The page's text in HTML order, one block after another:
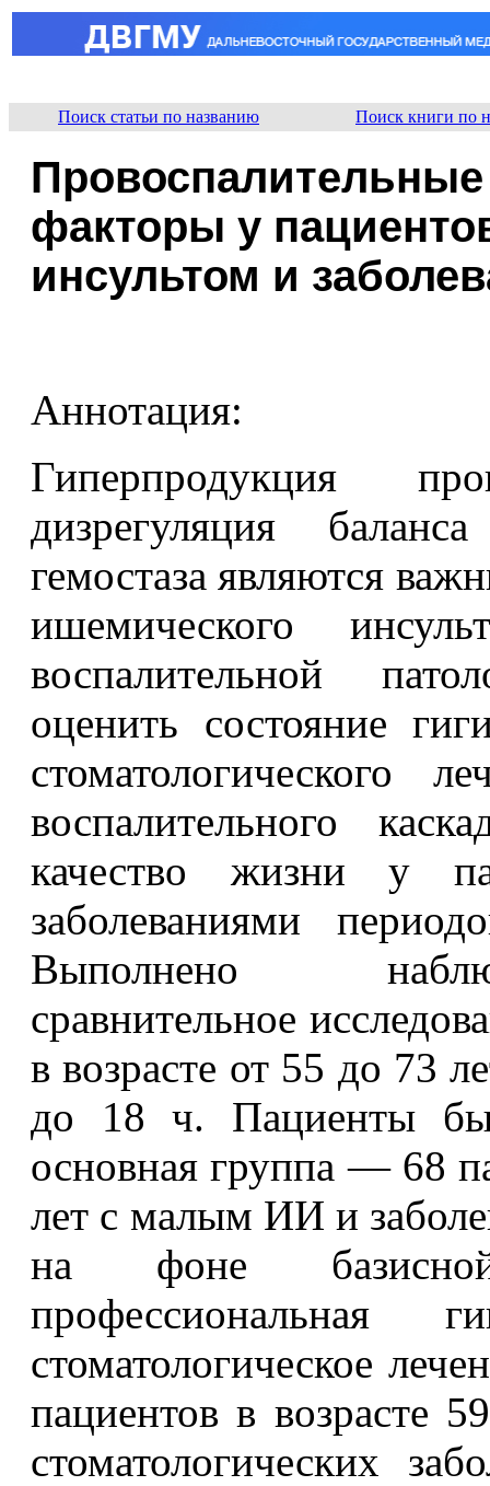
Поиск статьи по названию Поиск книги по
Провоспалительные
факторы у
инсультом и
Аннотация:
Гиперпродукция
дизрегуляция
гемостаза являются
ишемического
воспалительной
оценить состояние
стоматологического
воспалительного
качество жизни у
заболеваниями
Выполнено
сравнительное
в возрасте от 55 до 73
до 18 ч. Пациенты
основная группа — 68
лет с малым ИИ и
на фоне
стоматологическое
пациентов в возрасте
стоматологических